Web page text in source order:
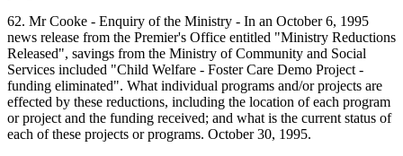
62. Mr Cooke - Enquiry of the Ministry - In an October 6, 1995
news release from the Premier's Office entitled "Ministry Reductions
Released", savings from the Ministry of Community and Social
Services included "Child Welfare - Foster Care Demo Project -
funding eliminated". What individual programs and/or projects are
effected by these reductions, including the location of each program
or project and the funding received; and what is the current status of
each of these projects or programs. October 30, 1995.